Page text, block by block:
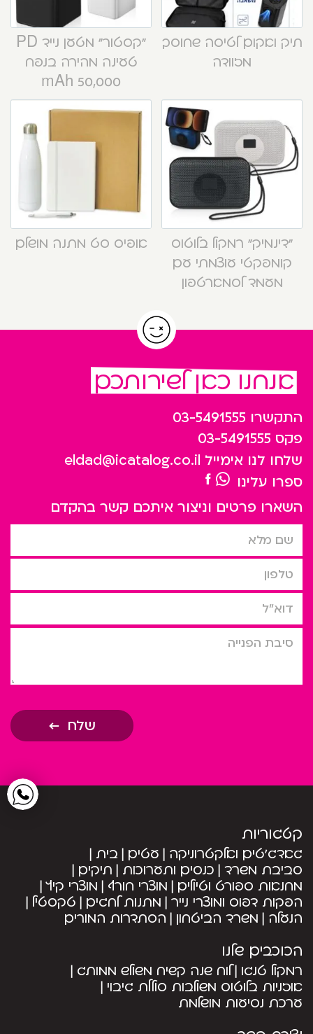
תיק ואקום לטיסה שחוסך
מזוודה
“קסטור” מטען נייד PD
טעינה מהירה בנפח
50,000 mAh
“דינמיק” רמקול בלוטוס
קומפקטי עוצמתי עם
מעמד לסמארטפון
אופיס סט מתנה מושלם
אנחנו כאן לשירותכם
התקשרו 03-5491555
פקס 03-5491555
שלחו לנו אימייל eldad@icatalog.co.il
ספרו עלינו
השארו פרטים וניצור איתכם קשר בהקדם
שם מלא
טלפון
דוא”ל
סיבת הפניה
שלח
קטגוריות
גאדג’טים ואלקטרוניקה עטים בית
סביבת משרד כנסים ותערוכות תיקים
מחנאות ספורט וטיולים מוצרי חורף מוצרי קיץ
הפקות דפוס ומוצרי נייר מתנות לחגים טקסטיל
הנעלה משרד הביטחון הסתדרות המורים
הכוכבים שלנו
רמקול טנגו לוח שנה קשיח משולש ממותג
אוזניות בלוטוס משולבות סוללת גיבוי
ערכת נסיעות מושלמת